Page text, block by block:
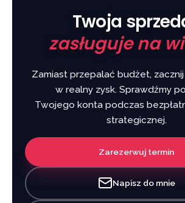
Twoja
zasługuje na
Zamiast przepalać budżet,
w realny zysk. Sprawdźmy
Twojego konta podczas
strategicznej.
Zarezerwuj termin
Napisz do mnie